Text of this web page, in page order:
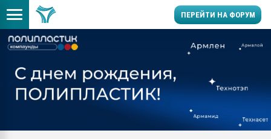
ПЕРЕЙТИ НА ФОРУМ
заводу пластмасс"